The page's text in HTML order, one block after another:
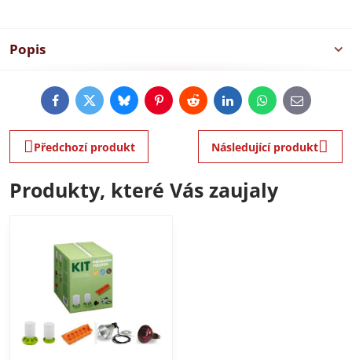
Popis
FacebookTwitterBlueskyPinterestRedditLinkedInWhatsApp
E-
mail
Předchozí produkt Následující produkt
Produkty, které Vás zaujaly